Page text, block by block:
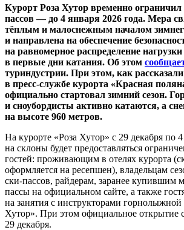
Курорт Роза Хутор временно
пассов — до 4 января 2026 года. Мера
тёплым и малоснежным началом
и направлена на обеспечение
на равномерное распределение
в первые дни катания. Об этом
туриндустрии. При этом, как
в пресс-службе курорта «Красная
официально стартовал зимний сезон.
и сноубордисты активно катаются, а
на высоте 960 метров.
На курорте «Роза Хутор» с 29 декабря по
на склоны будет предоставляться
гостей: проживающим в отелях курорта
оформляется на ресепшен), владельцам
ски-пассов, райдерам, заранее купившим
пассы на официальном сайте, а также
на занятия с инструкторами
Хутор». При этом официальное открытие
29 декабря.